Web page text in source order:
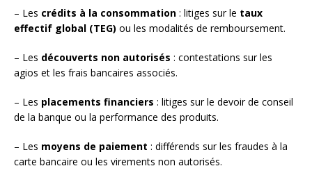
– Les crédits à la consommation : litiges sur le taux
effectif global (TEG) ou les modalités de remboursement.
– Les découverts non autorisés : contestations sur les
agios et les frais bancaires associés.
– Les placements financiers : litiges sur le devoir de conseil
de la banque ou la performance des produits.
– Les moyens de paiement : différends sur les fraudes à la
carte bancaire ou les virements non autorisés.